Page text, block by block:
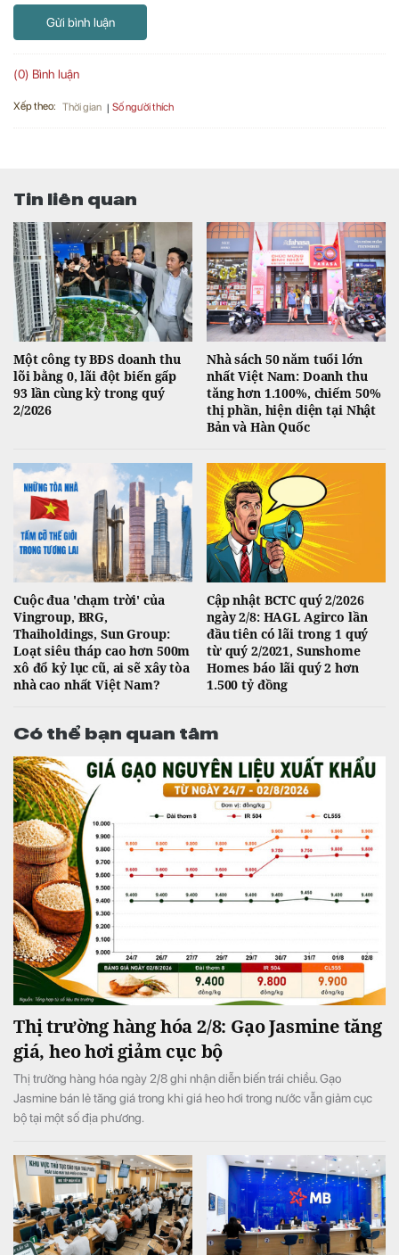
Gửi bình luận
(0) Bình luận
Xếp theo: Thời gian Số người thích
Tin liên quan
Một công ty BĐS doanh thu
lõi bằng 0, lãi đột biến gấp
93 lần cùng kỳ trong quý
2/2026
Nhà sách 50 năm tuổi lớn
nhất Việt Nam: Doanh thu
tăng hơn 1.100%, chiếm 50%
thị phần, hiện diện tại Nhật
Bản và Hàn Quốc
Cuộc đua 'chạm trời' của
Vingroup, BRG,
Thaiholdings, Sun Group:
Loạt siêu tháp cao hơn 500m
xô đổ kỷ lục cũ, ai sẽ xây tòa
nhà cao nhất Việt Nam?
Cập nhật BCTC quý 2/2026
ngày 2/8: HAGL Agirco lần
đầu tiên có lãi trong 1 quý
từ quý 2/2021, Sunshome
Homes báo lãi quý 2 hơn
1.500 tỷ đồng
Có thể bạn quan tâm
Thị trường hàng hóa 2/8: Gạo Jasmine tăng
giá, heo hơi giảm cục bộ
Thị trường hàng hóa ngày 2/8 ghi nhận diễn biến trái chiều. Gạo
Jasmine bán lẻ tăng giá trong khi giá heo hơi trong nước vẫn giảm cục
bộ tại một số địa phương.